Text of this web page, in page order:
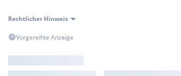
Rechtlicher Hinweis
Vorgereihte Anzeige